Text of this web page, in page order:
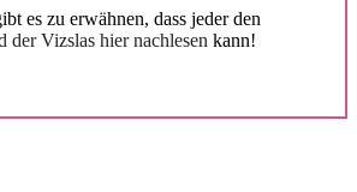
es zu erwähnen, dass jeder den
der Vizslas hier nachlesen kann!